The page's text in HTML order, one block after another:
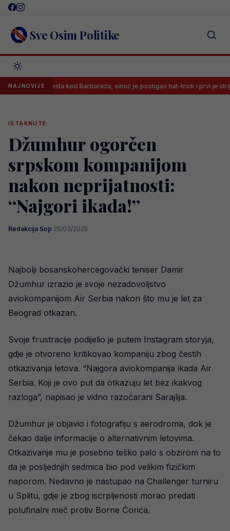
Skip
content Sve Osim Politike
NAJNOVIJE
mjesta kod Barbareza, sinoć je postigao hat-trick i prvi je strijelac
ISTAKNUTE
Džumhur ogorčen
srpskom kompanijom
nakon neprijatnosti:
“Najgori ikada!”
Redakcija Sop·25/03/2025
Najbolji bosanskohercegovački teniser Damir
Džumhur izrazio je svoje nezadovoljstvo
aviokompanijom Air Serbia nakon što mu je let za
Beograd otkazan.
Svoje frustracije podijelio je putem Instagram storyja,
gdje je otvoreno kritikovao kompaniju zbog čestih
otkazivanja letova. “Najgora aviokompanija ikada Air
Serbia. Koji je ovo put da otkazuju let bez ikakvog
razloga”, napisao je vidno razočarani Sarajlija.
Džumhur je objavio i fotografiju s aerodroma, dok je
čekao dalje informacije o alternativnim letovima.
Otkazivanje mu je posebno teško palo s obzirom na to
da je posljednjih sedmica bio pod velikim fizičkim
naporom. Nedavno je nastupao na Challenger turniru
u Splitu, gdje je zbog iscrpljenosti morao predati
polufinalni meč protiv Borne Ćorića.